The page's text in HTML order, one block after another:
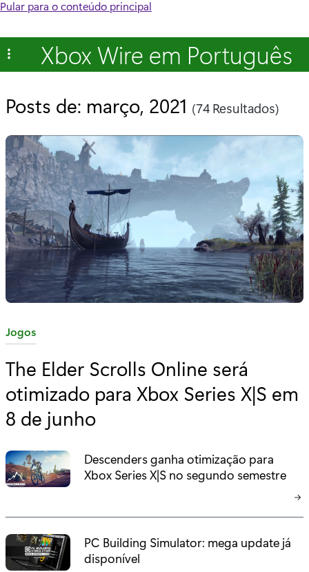
Pular para o conteúdo principal
Xbox Wire em Português
Posts de: março, 2021 (74 Resultados)
C
t
g
o
i
a
Jogos
The Elder Scrolls Online será
otimizado para Xbox Series X|S em
8 de junho
Descenders ganha otimização para
Xbox Series X|S no segundo semestre
PC Building Simulator: mega update já
disponível